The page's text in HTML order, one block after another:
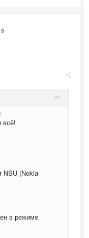
5
всё!
(Nokia
в режиме